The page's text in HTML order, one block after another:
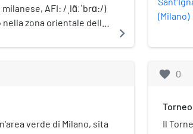
AFI: /ˌlɑ̃ːˈbrɑ:/)
zona orientale della
navigate_next
verde di Milano, sita
favorite 0
Il